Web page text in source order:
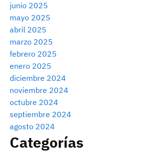
junio 2025
mayo 2025
abril 2025
marzo 2025
febrero 2025
enero 2025
diciembre 2024
noviembre 2024
octubre 2024
septiembre 2024
agosto 2024
Categorías